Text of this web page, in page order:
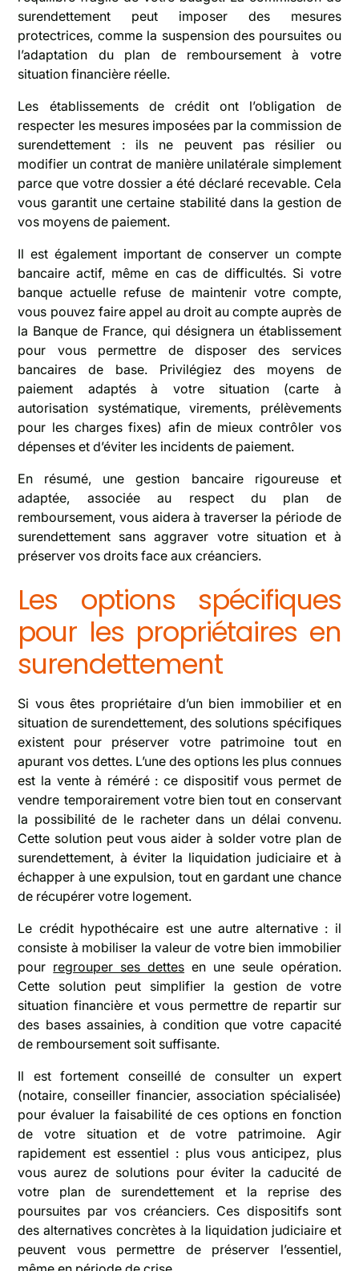
surendettement peut imposer des mesures
protectrices, comme la suspension des poursuites ou
l’adaptation du plan de remboursement à votre
situation financière réelle.
Les établissements de crédit ont l’obligation de
respecter les mesures imposées par la commission de
surendettement : ils ne peuvent pas résilier ou
modifier un contrat de manière unilatérale simplement
parce que votre dossier a été déclaré recevable. Cela
vous garantit une certaine stabilité dans la gestion de
vos moyens de paiement.
Il est également important de conserver un compte
bancaire actif, même en cas de difficultés. Si votre
banque actuelle refuse de maintenir votre compte,
vous pouvez faire appel au droit au compte auprès de
la Banque de France, qui désignera un établissement
pour vous permettre de disposer des services
bancaires de base. Privilégiez des moyens de
paiement adaptés à votre situation (carte à
autorisation systématique, virements, prélèvements
pour les charges fixes) afin de mieux contrôler vos
dépenses et d’éviter les incidents de paiement.
En résumé, une gestion bancaire rigoureuse et
adaptée, associée au respect du plan de
remboursement, vous aidera à traverser la période de
surendettement sans aggraver votre situation et à
préserver vos droits face aux créanciers.
Les options spécifiques
pour les propriétaires en
surendettement
Si vous êtes propriétaire d’un bien immobilier et en
situation de surendettement, des solutions spécifiques
existent pour préserver votre patrimoine tout en
apurant vos dettes. L’une des options les plus connues
est la vente à réméré : ce dispositif vous permet de
vendre temporairement votre bien tout en conservant
la possibilité de le racheter dans un délai convenu.
Cette solution peut vous aider à solder votre plan de
surendettement, à éviter la liquidation judiciaire et à
échapper à une expulsion, tout en gardant une chance
de récupérer votre logement.
Le crédit hypothécaire est une autre alternative : il
consiste à mobiliser la valeur de votre bien immobilier
pour regrouper ses dettes en une seule opération.
Cette solution peut simplifier la gestion de votre
situation financière et vous permettre de repartir sur
des bases assainies, à condition que votre capacité
de remboursement soit suffisante.
Il est fortement conseillé de consulter un expert
(notaire, conseiller financier, association spécialisée)
pour évaluer la faisabilité de ces options en fonction
de votre situation et de votre patrimoine. Agir
rapidement est essentiel : plus vous anticipez, plus
vous aurez de solutions pour éviter la caducité de
votre plan de surendettement et la reprise des
poursuites par vos créanciers. Ces dispositifs sont
des alternatives concrètes à la liquidation judiciaire et
peuvent vous permettre de préserver l’essentiel,